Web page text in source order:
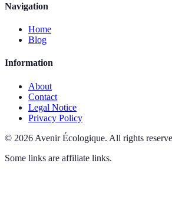
Navigation
Home
Blog
Information
About
Contact
Legal Notice
Privacy Policy
© 2026 Avenir Écologique. All rights
Some links are affiliate links.